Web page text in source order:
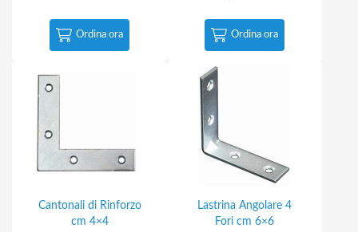
Ordina ora Ordina ora
Cantonali di Rinforzo
cm 4×4
Lastrina Angolare 4
Fori cm 6×6